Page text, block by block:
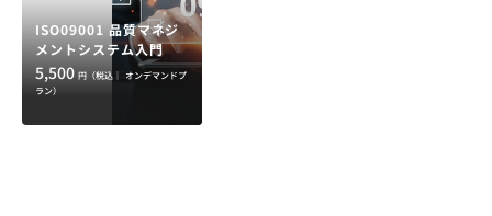
ISO09001 品質マネジ
メントシステム入門
5,500円（税込｜ オンデマンドプ
ラン）